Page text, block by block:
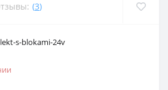
(3)
s-blokami-24v